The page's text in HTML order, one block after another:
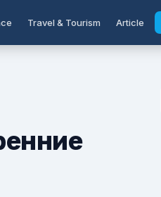
Travel & Tourism Article